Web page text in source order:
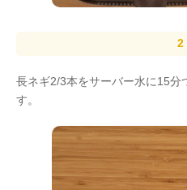
長ネギ2/3本をサーバー水に15分
す。